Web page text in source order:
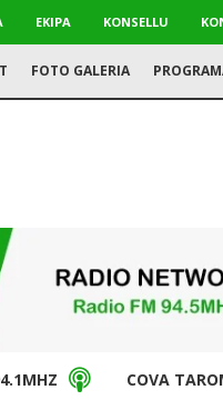
EKIPA KONSELLU
FOTO GALERIA
COVA